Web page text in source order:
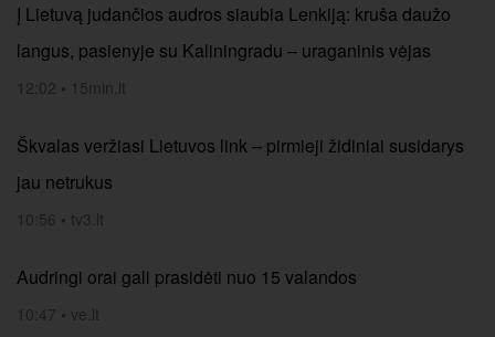
Į Lietuvą judančios audros siaubia Lenkiją: kruša daužo
langus, pasienyje su Kaliningradu – uraganinis vėjas
12:02 • 15min.lt
Škvalas veržiasi Lietuvos link – pirmieji židiniai susidarys
jau netrukus
10:56 • tv3.lt
Audringi orai gali prasidėti nuo 15 valandos
10:47 • ve.lt